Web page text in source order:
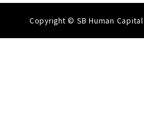
Copyright © SB Human